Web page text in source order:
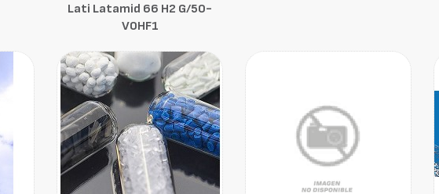
Lati Latamid 66 H2 G/50-
V0HF1